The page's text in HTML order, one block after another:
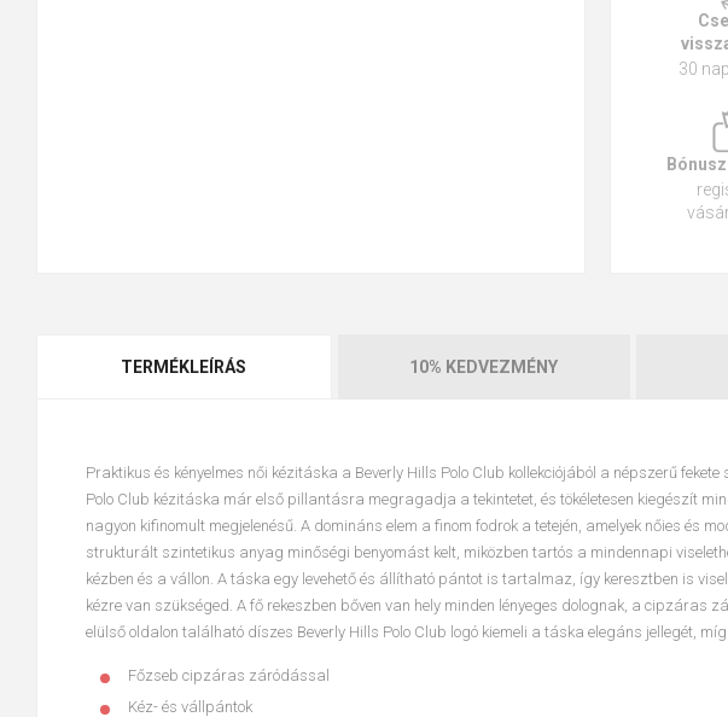
30
TERMÉKLEÍRÁS 10% KEDVEZMÉNY
Praktikus és kényelmes női kézitáska a Beverly Hills Polo Club kollekciójából a népszerű fekete
Polo Club kézitáska már első pillantásra megragadja a tekintetet, és tökéletesen kiegészít
nagyon kifinomult megjelenésű. A domináns elem a finom fodrok a tetején, amelyek nőies és
strukturált szintetikus anyag minőségi benyomást kelt, miközben tartós a mindennapi
kézben és a vállon. A táska egy levehető és állítható pántot is tartalmaz, így keresztben is
kézre van szükséged. A fő rekeszben bőven van hely minden lényeges dolognak, a
elülső oldalon található díszes Beverly Hills Polo Club logó kiemeli a táska elegáns jellegét,
Főzseb cipzáras záródással
Kéz- és vállpántok